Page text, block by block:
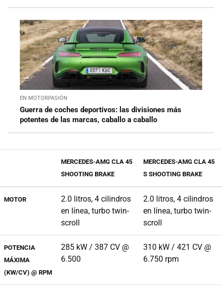
EN MOTORPASIÓN
Guerra de coches deportivos: las divisiones más
potentes de las marcas, caballo a caballo
MERCEDES-AMG CLA 45
SHOOTING BRAKE
MERCEDES-AMG CLA 45
S SHOOTING BRAKE
MOTOR
2.0 litros, 4 cilindros
en línea, turbo twin-
scroll
2.0 litros, 4 cilindros
en línea, turbo twin-
scroll
POTENCIA
MÁXIMA
(KW/CV) @ RPM
285 kW / 387 CV @
6.500
310 kW / 421 CV @
6.750 rpm